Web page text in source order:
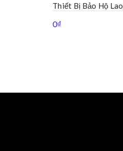
Thiết Bị Bảo Hộ
0₫